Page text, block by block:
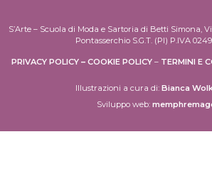
S’Arte – Scuola di Moda e Sartoria di Betti Simona,
Pontasserchio S.G.T. (PI) P.IVA
PRIVACY POLICY – COOKIE POLICY – TERMINI E
Illustrazioni a cura di: Bianca
Sviluppo web: